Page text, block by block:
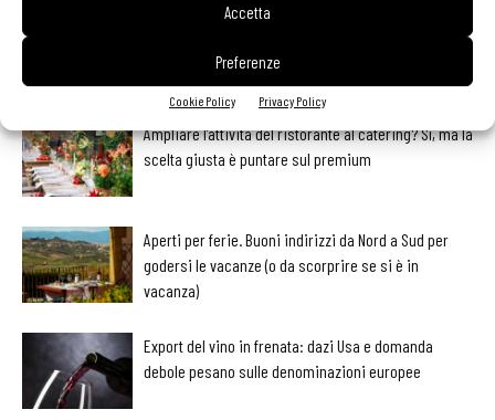
Accetta
Preferenze
Cookie Policy Privacy Policy
Ampliare l’attività del ristorante al catering? Sì, ma la
scelta giusta è puntare sul premium
Aperti per ferie. Buoni indirizzi da Nord a Sud per
godersi le vacanze (o da scorprire se si è in
vacanza)
Export del vino in frenata: dazi Usa e domanda
debole pesano sulle denominazioni europee